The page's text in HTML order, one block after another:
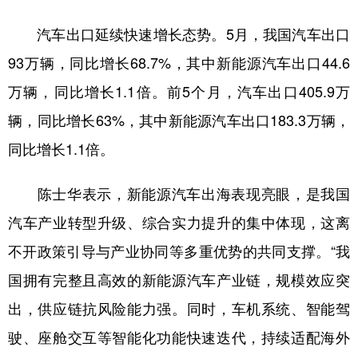
广东 广西 海南 重庆
四川 贵州 云南 西藏
陕西 甘肃 青海 宁夏
多语种频道
English Español Français عربى
Deutsch Português
汽车出口延续快速增长态势。5月，我国汽车出口
93万辆，同比增长68.7%，其中新能源汽车出口44.6
万辆，同比增长1.1倍。前5个月，汽车出口405.9万
辆，同比增长63%，其中新能源汽车出口183.3万辆，
同比增长1.1倍。
陈士华表示，新能源汽车出海表现亮眼，是我国
汽车产业转型升级、综合实力提升的集中体现，这离
不开政策引导与产业协同等多重优势的共同支撑。“我
国拥有完整且高效的新能源汽车产业链，规模效应突
出，供应链抗风险能力强。同时，车机系统、智能驾
驶、座舱交互等智能化功能快速迭代，持续适配海外